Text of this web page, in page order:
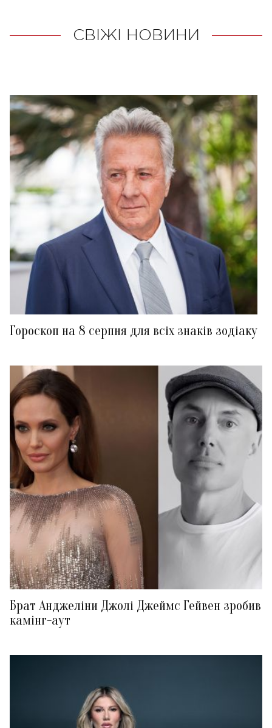
СВІЖІ НОВИНИ
Гороскоп на 8 серпня для всіх знаків зодіаку
Брат Анджеліни Джолі Джеймс Гейвен зробив
камінг-аут